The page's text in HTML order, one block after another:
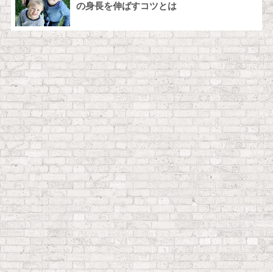
の身長を伸ばすコツとは